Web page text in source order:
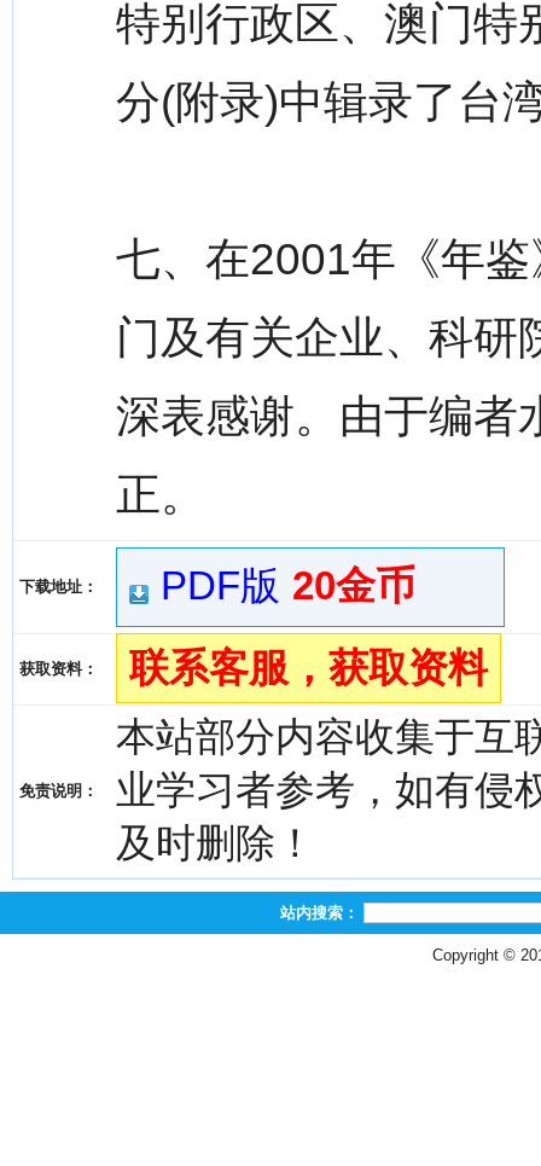
特别行政区、澳门特
分(附录)中辑录了台
七、在2001年《年
门及有关企业、科研
深表感谢。由于编者
正。
下载地址： PDF版 20金币
获取资料： 联系客服，获取资料
免责说明：
本站部分内容收集于互
业学习者参考，如有侵
及时删除！
站内搜索：
Copyright ©